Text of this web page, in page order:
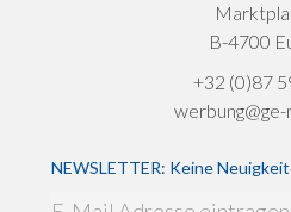
B-4700
+32 (0)87
NEWSLETTER: Keine